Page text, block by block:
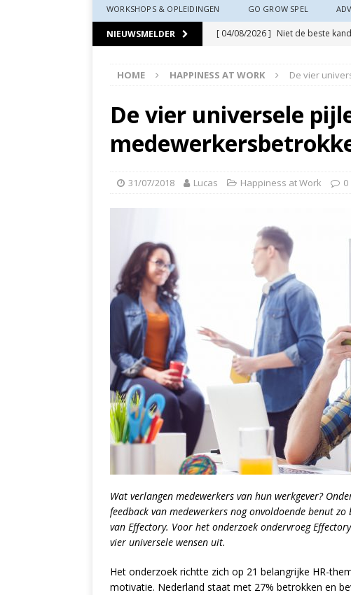
WORKSHOPS & OPLEIDINGEN GO GROW SPEL
NIEUWSMELDER [ 04/08/2026 ] Niet de beste
[ 11/07/2026 ]
De
[ 07/07/2026 ]
“Werkgevers
[ 19/06/2026 ] Zo creëer je meer
HAPPINESS AT WORK
[ 13/03/2026 ] Verdiepingsdag
HOME HAPPINESS AT WORK De vier
De vier universele
31/07/2018 Lucas Happiness at Work 0
Wat verlangen medewerkers van hun werkgever?
feedback van medewerkers nog onvoldoende benut
van Effectory. Voor het onderzoek ondervroeg
vier universele wensen uit.
Het onderzoek richtte zich op 21 belangrijke HR-
motivatie. Nederland staat met 27% betrokken en